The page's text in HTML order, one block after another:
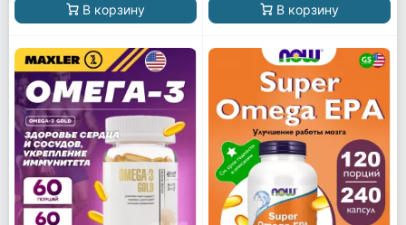
В корзину В корзину